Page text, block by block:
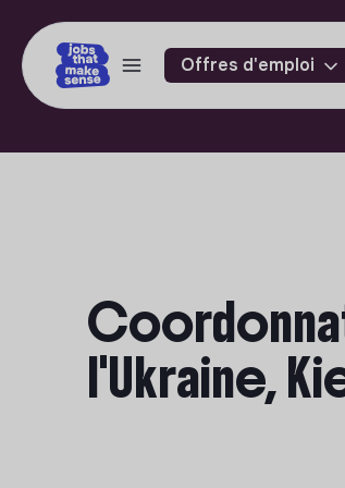
Offres d'emploi
l'Ukraine,